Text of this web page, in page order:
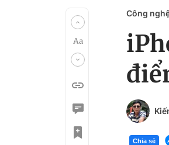
Công
Chia sẻ